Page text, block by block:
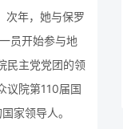
次年，她与保罗
员开始参与地
民主党党团的领
议院第110届国
家领导人。